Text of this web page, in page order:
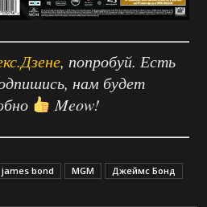
, попробуй. Есть
нам будет
Meow!
james bond MGM Джеймс Бонд